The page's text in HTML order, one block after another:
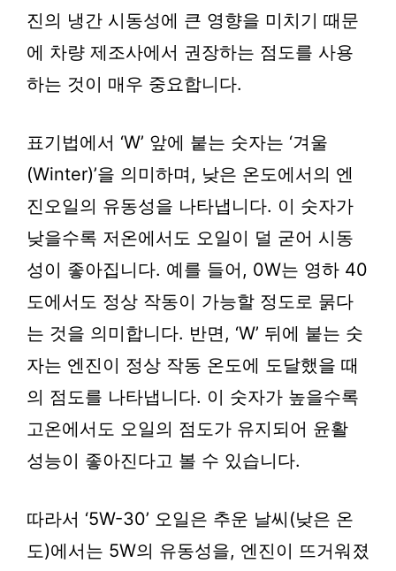
진의 냉간 시동성에 큰 영향을 미치기 때문
에 차량 제조사에서 권장하는 점도를 사용
하는 것이 매우 중요합니다.
표기법에서 ‘W’ 앞에 붙는 숫자는 ‘겨울
(Winter)’을 의미하며, 낮은 온도에서의 엔
진오일의 유동성을 나타냅니다. 이 숫자가
낮을수록 저온에서도 오일이 덜 굳어 시동
성이 좋아집니다. 예를 들어, 0W는 영하 40
도에서도 정상 작동이 가능할 정도로 묽다
는 것을 의미합니다. 반면, ‘W’ 뒤에 붙는 숫
자는 엔진이 정상 작동 온도에 도달했을 때
의 점도를 나타냅니다. 이 숫자가 높을수록
고온에서도 오일의 점도가 유지되어 윤활
성능이 좋아진다고 볼 수 있습니다.
따라서 ‘5W-30’ 오일은 추운 날씨(낮은 온
도)에서는 5W의 유동성을, 엔진이 뜨거워졌